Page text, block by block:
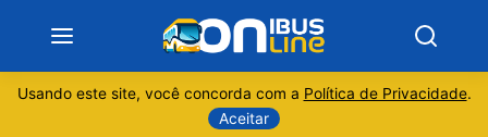
Usando este site, você concorda com a Política de Privacidade.
Aceitar